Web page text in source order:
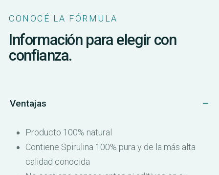
CONOCÉ LA FÓRMULA
Información para elegir con
confianza.
Ventajas
Producto 100% natural
Contiene Spirulina 100% pura y de la más alta
calidad conocida